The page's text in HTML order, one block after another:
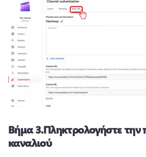
Βήμα 3.Πληκτρολογήστε την
καναλιού